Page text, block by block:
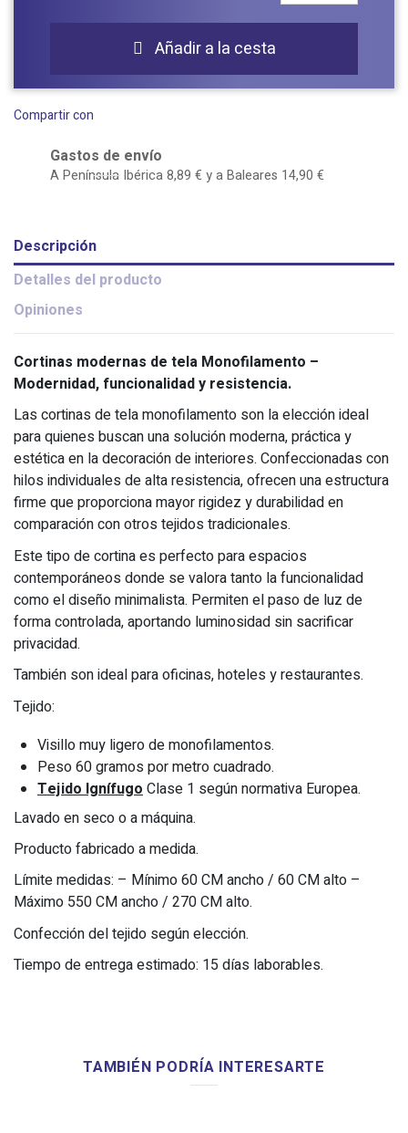
 Añadir a la cesta
Compartir con
Gastos de envío
A Península Ibérica 8,89 € y a Baleares 14,90 €
Descripción
Detalles del producto
Opiniones
Cortinas modernas de tela Monofilamento –
Modernidad, funcionalidad y resistencia.
Las cortinas de tela monofilamento son la elección ideal
para quienes buscan una solución moderna, práctica y
estética en la decoración de interiores. Confeccionadas con
hilos individuales de alta resistencia, ofrecen una estructura
firme que proporciona mayor rigidez y durabilidad en
comparación con otros tejidos tradicionales.
Este tipo de cortina es perfecto para espacios
contemporáneos donde se valora tanto la funcionalidad
como el diseño minimalista. Permiten el paso de luz de
forma controlada, aportando luminosidad sin sacrificar
privacidad.
También son ideal para oficinas, hoteles y restaurantes.
Tejido:
Visillo muy ligero de monofilamentos.
Peso 60 gramos por metro cuadrado.
Tejido IgnífugoClase 1 según normativa Europea.
Lavado en seco o a máquina.
Producto fabricado a medida.
Límite medidas: – Mínimo 60 CM ancho / 60 CM alto –
Máximo 550 CM ancho / 270 CM alto.
Confección del tejido según elección.
Tiempo de entrega estimado: 15 días laborables.
TAMBIÉN PODRÍA INTERESARTE